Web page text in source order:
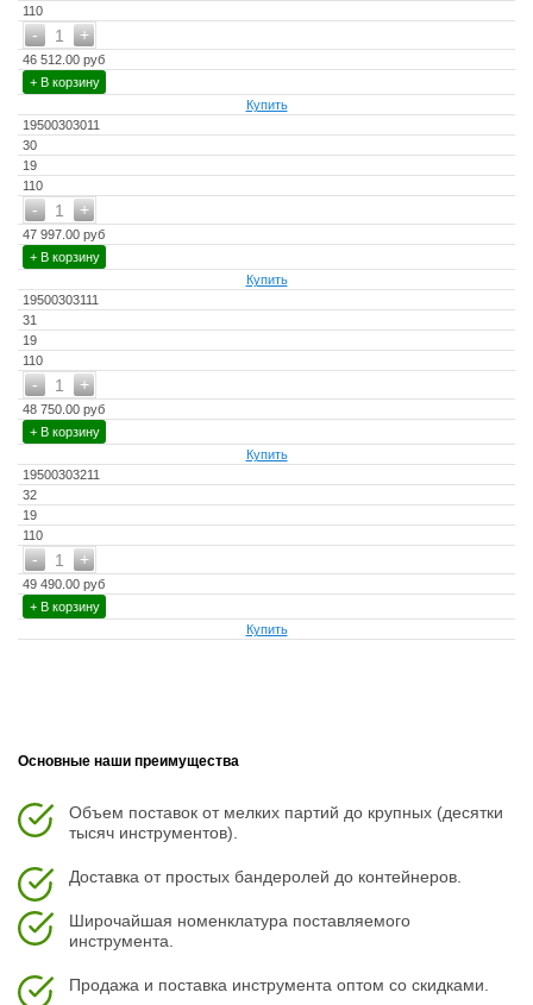
110
+
- 1
46 512.00 руб
+ В корзину
Купить
19500303011
30
19
110
+
- 1
47 997.00 руб
+ В корзину
Купить
19500303111
31
19
110
+
- 1
48 750.00 руб
+ В корзину
Купить
19500303211
32
19
110
+
- 1
49 490.00 руб
+ В корзину
Купить
Основные наши преимущества
Объем поставок от мелких партий до крупных (десятки
тысяч инструментов).
Доставка от простых бандеролей до контейнеров.
Широчайшая номенклатура поставляемого
инструмента.
Продажа и поставка инструмента оптом со скидками.